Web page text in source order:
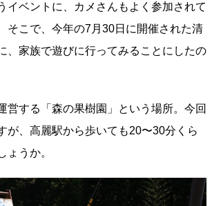
イベントに、カメさんもよく参加されて
そこで、今年の7月30日に開催された清
、家族で遊びに行ってみることにしたの
営する「森の果樹園」という場所。今回
が、高麗駅から歩いても20〜30分くら
ょうか。